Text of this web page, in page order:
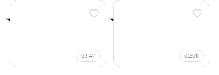
03:47 02:00